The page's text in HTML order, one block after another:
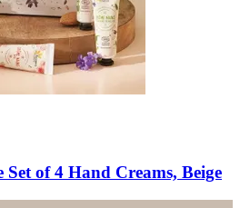
Set of 4 Hand Creams, Beige